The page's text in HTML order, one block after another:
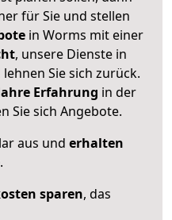
für Sie und stellen
in Worms mit einer
, unsere Dienste in
Sie sich zurück.
Erfahrung in der
Sie sich Angebote.
aus und erhalten
.
sparen, das